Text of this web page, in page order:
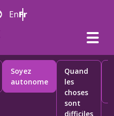
EnFr
Soyez
autonome
Quand
les
choses
sont
difficiles